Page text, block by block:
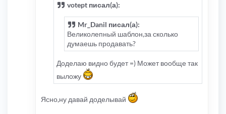
votept писал(а):
Mr_Danil писал(а):
Великолепный шаблон,за сколько
думаешь продавать?
Доделаю видно будет =) Может вообще так
выложу
Ясно,ну давай доделывай